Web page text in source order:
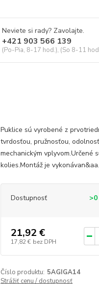
Neviete si rady? Zavolajte.
+421 903 566 139
(Po-Pia, 8-17 hod.), (So 8-11
Puklice sú vyrobené z
tvrdosťou, pružnosťou,
mechanickým vplyvom.Určené
kolies.Montáž je
Dostupnosť >0
21,92 €
17,82 € bez DPH
Číslo produktu: 5AGIGA14
Strážiť cenu / dostupnosť